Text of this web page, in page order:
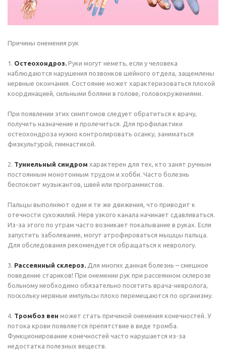
Причины онемения рук
1. Остеохондроз. Руки могут неметь, если у человека
наблюдаются нарушения позвонков шейного отдела, защемлены
нервные окончания. Состояние может характеризоваться плохой
координацией, сильными болями в голове, головокружениями.
При появлении этих симптомов следует обратиться к врачу,
получить назначение и пролечиться. Для профилактики
остеохондроза нужно контролировать осанку, заниматься
физкультурой, гимнастикой.
2. Туннельный синдром характерен для тех, кто занят ручным
постоянным монотонным трудом и хобби. Часто болезнь
беспокоит музыкантов, швей или программистов.
Пальцы выполняют одни и те же движения, что приводит к
отечности сухожилий. Нерв узкого канала начинает сдавливаться.
Из-за этого по утрам часто возникает покалывание в руках. Если
запустить заболевание, могут атрофироваться мышцы пальца.
Для обследования рекомендуется обращаться к неврологу.
3. Рассеянный склероз.
Для многих данная болезнь – смешное
поведение стариков! При онемении рук при рассеянном склерозе
больному необходимо обязательно посетить врача-невролога,
поскольку нервные импульсы плохо перемещаются по организму.
4. Тромбоз вен может стать причиной онемения конечностей. У
потока крови появляется препятствие в виде тромба.
Функционирование конечностей часто нарушается из-за
недостатка полезных веществ.